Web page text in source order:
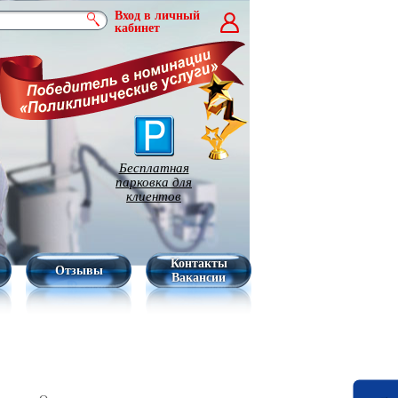
Вход в личный
кабинет
Бесплатная
парковка для
клиентов
Отзывы
Контакты
Вакансии